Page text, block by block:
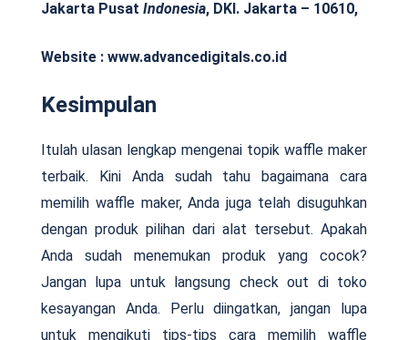
Jakarta Pusat Indonesia, DKI. Jakarta – 10610,
Website : www.advancedigitals.co.id
Kesimpulan
Itulah ulasan lengkap mengenai topik waffle maker
terbaik. Kini Anda sudah tahu bagaimana cara
memilih waffle maker, Anda juga telah disuguhkan
dengan produk pilihan dari alat tersebut. Apakah
Anda sudah menemukan produk yang cocok?
Jangan lupa untuk langsung check out di toko
kesayangan Anda. Perlu diingatkan, jangan lupa
untuk mengikuti tips-tips cara memilih waffle